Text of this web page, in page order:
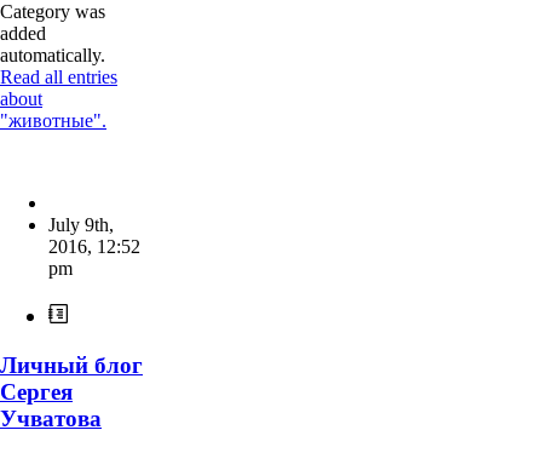
Category was
added
automatically.
Read all entries
about
"животные".
July 9th,
2016, 12:52
pm
Личный блог
Сергея
Учватова